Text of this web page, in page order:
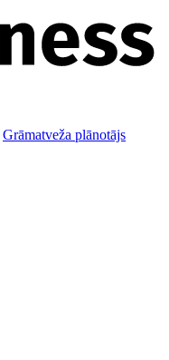
Grāmatveža plānotājs